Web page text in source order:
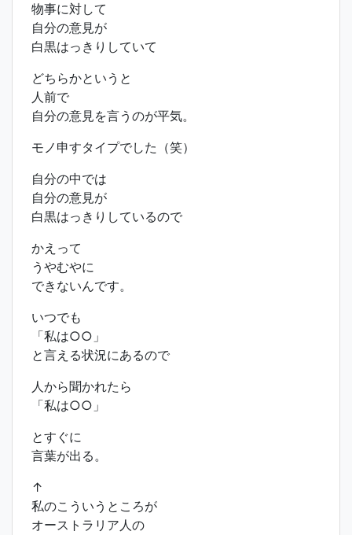
物事に対して
自分の意見が
白黒はっきりしていて
どちらかというと
人前で
自分の意見を言うのが平気。
モノ申すタイプでした（笑）
自分の中では
自分の意見が
白黒はっきりしているので
かえって
うやむやに
できないんです。
いつでも
「私は○○」
と言える状況にあるので
人から聞かれたら
「私は○○」
とすぐに
言葉が出る。
↑
私のこういうところが
オーストラリア人の